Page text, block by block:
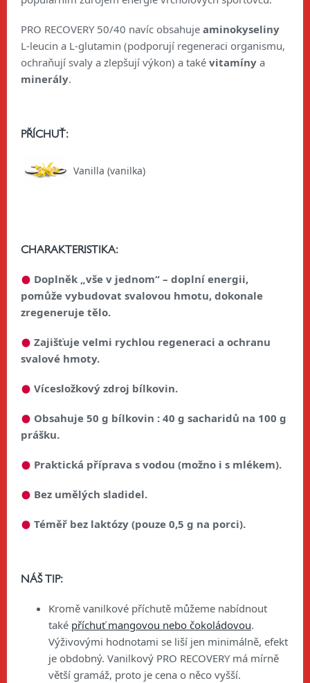
PRO RECOVERY 50/40 navíc obsahuje aminokyseliny
L-leucin a L-glutamin (podporují regeneraci organismu,
ochraňují svaly a zlepšují výkon) a také vitamíny a
minerály.
PŘÍCHUŤ:
Vanilla (vanilka)
CHARAKTERISTIKA:
Doplněk „vše v jednom“ – doplní energii,
pomůže vybudovat svalovou hmotu, dokonale
zregeneruje tělo.
Zajišťuje velmi rychlou regeneraci a ochranu
svalové hmoty.
Vícesložkový zdroj bílkovin.
Obsahuje 50 g bílkovin : 40 g sacharidů na 100 g
prášku.
Praktická příprava s vodou (možno i s mlékem).
Bez umělých sladidel.
Téměř bez laktózy (pouze 0,5 g na porci).
NÁŠ TIP:
Kromě vanilkové příchutě můžeme nabídnout
také příchuť mangovou nebo čokoládovou.
Výživovými hodnotami se liší jen minimálně, efekt
je obdobný. Vanilkový PRO RECOVERY má mírně
větší gramáž, proto je cena o něco vyšší.